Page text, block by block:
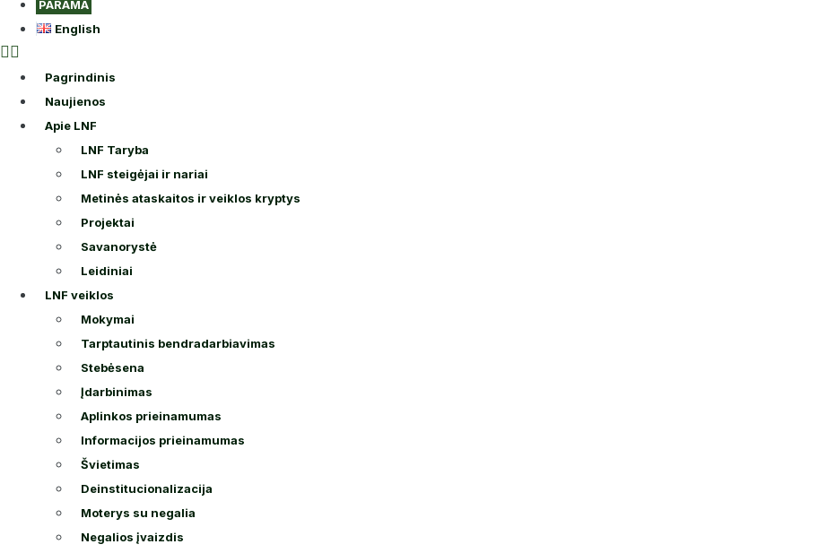
PARAMA
English
Pagrindinis
Naujienos
Apie LNF
LNF Taryba
LNF steigėjai ir nariai
Metinės ataskaitos ir veiklos kryptys
Projektai
Savanorystė
Leidiniai
LNF veiklos
Mokymai
Tarptautinis bendradarbiavimas
Stebėsena
Įdarbinimas
Aplinkos prieinamumas
Informacijos prieinamumas
Švietimas
Deinstitucionalizacija
Moterys su negalia
Negalios įvaizdis